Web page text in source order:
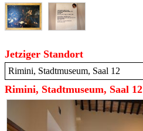
Jetziger Standort
Rimini, Stadtmuseum, Saal 12
Rimini, Stadtmuseum, Saal 12